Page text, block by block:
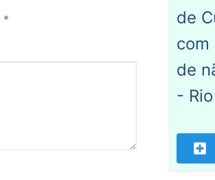
*
de
com
de
-